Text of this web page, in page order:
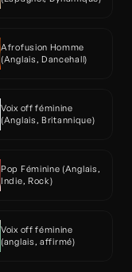
Afrofusion Homme
(Anglais, Dancehall)
Voix off féminine
(Anglais, Britannique)
Pop Féminine (Anglais,
Indie, Rock)
Voix off féminine
(anglais, affirmé)